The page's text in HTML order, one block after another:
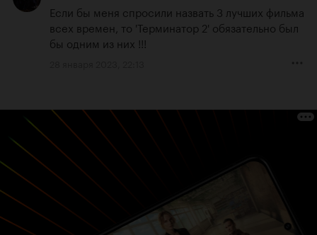
Если бы меня спросили назвать 3 лучших фильма
всех времен, то 'Терминатор 2' обязательно был
бы одним из них !!!